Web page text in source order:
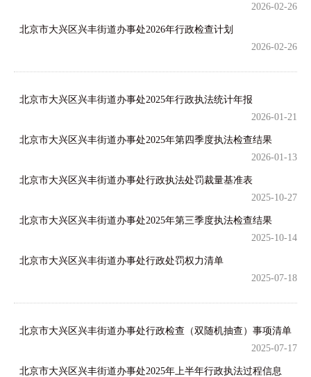
2026-02-26
北京市大兴区兴丰街道办事处2026年行政检查计划
2026-02-26
北京市大兴区兴丰街道办事处2025年行政执法统计年报
2026-01-21
北京市大兴区兴丰街道办事处2025年第四季度执法检查结果
2026-01-13
北京市大兴区兴丰街道办事处行政执法处罚裁量基准表
2025-10-27
北京市大兴区兴丰街道办事处2025年第三季度执法检查结果
2025-10-14
北京市大兴区兴丰街道办事处行政处罚权力清单
2025-07-18
北京市大兴区兴丰街道办事处行政检查（双随机抽查）事项清单
2025-07-17
北京市大兴区兴丰街道办事处2025年上半年行政执法过程信息